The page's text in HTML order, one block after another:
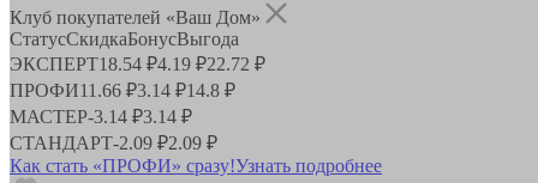
Клуб покупателей «Ваш Дом»
СтатусСкидкаБонусВыгода
ЭКСПЕРТ18.54 ₽4.19 ₽22.72 ₽
ПРОФИ11.66 ₽3.14 ₽14.8 ₽
МАСТЕР-3.14 ₽3.14 ₽
СТАНДАРТ-2.09 ₽2.09 ₽
Как стать «ПРОФИ» сразу!Узнать подробнее